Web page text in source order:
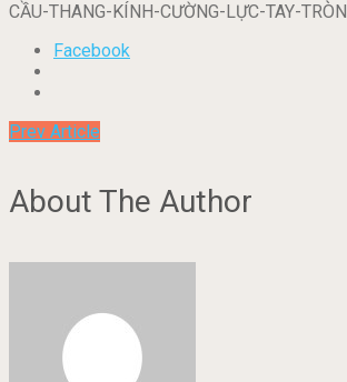
CẦU-THANG-KÍNH-CƯỜNG-LỰC-TAY-TRÒN
Facebook
Prev Article
About The Author